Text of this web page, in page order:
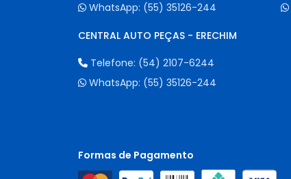
WhatsApp: (55) 35126-244
CENTRAL AUTO PEÇAS - ERECHIM
Telefone: (54) 2107-6244
WhatsApp: (55) 35126-244
Formas de Pagamento